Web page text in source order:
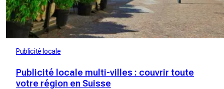
Publicité locale
Publicité locale multi-villes : couvrir toute
votre région en Suisse